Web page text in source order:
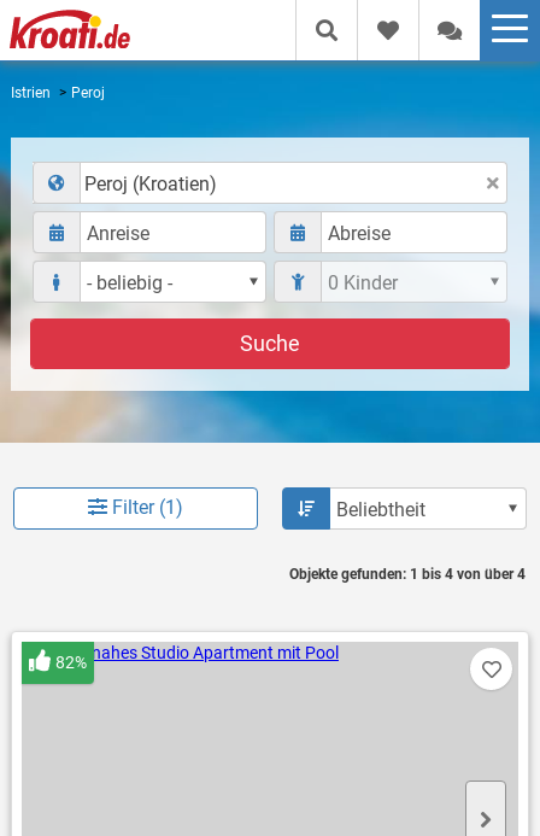
Istrien Peroj
Peroj (Kroatien)
Suche
Filter (1)
Objekte gefunden: 1 bis 4 von über 4
82%